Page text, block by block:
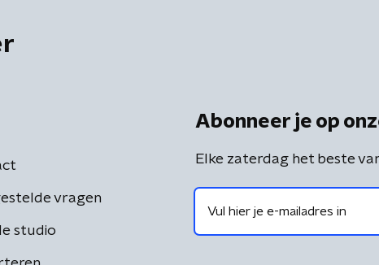
vragen
studio
Abonneer je op
Elke zaterdag het beste